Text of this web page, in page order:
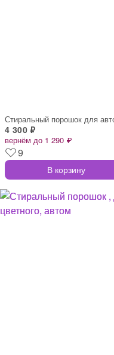
4 300 ₽
вернём до 1 290 ₽
9
В корзину